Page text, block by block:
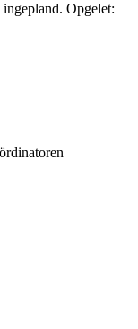
Opgelet: